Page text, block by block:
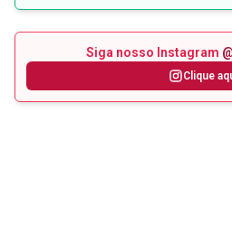
Siga nosso Instagram
Clique